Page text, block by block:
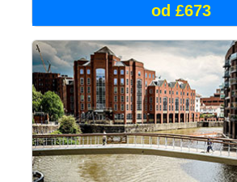
od £673